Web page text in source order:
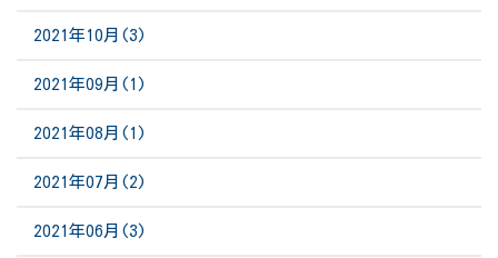
2021年10月(3)
2021年09月(1)
2021年08月(1)
2021年07月(2)
2021年06月(3)